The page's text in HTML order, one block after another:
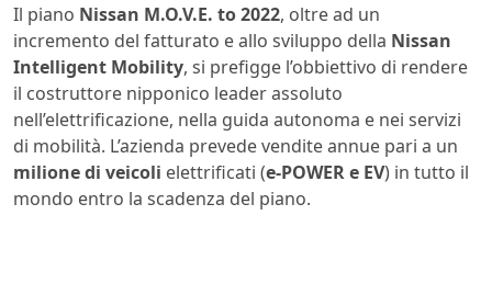
Il piano Nissan M.O.V.E. to 2022, oltre ad un
incremento del fatturato e allo sviluppo della Nissan
Intelligent Mobility, si prefigge l’obbiettivo di rendere
il costruttore nipponico leader assoluto
nell’elettrificazione, nella guida autonoma e nei servizi
di mobilità. L’azienda prevede vendite annue pari a un
milione di veicoli elettrificati (e-POWER e EV) in tutto il
mondo entro la scadenza del piano.